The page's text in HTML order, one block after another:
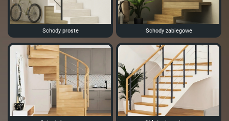
Schody proste Schody zabiegowe